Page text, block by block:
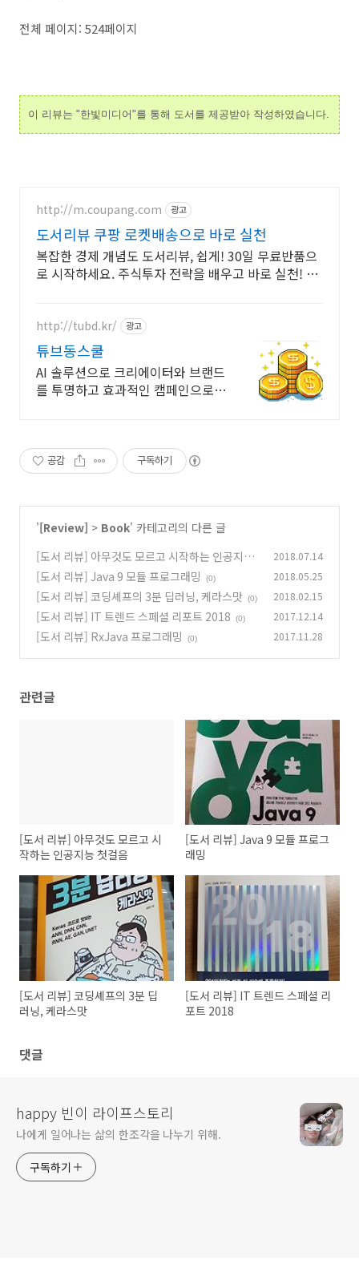
전체 페이지: 524페이지
이 리뷰는 "한빛미디어"를 통해 도서를 제공받아 작성하였습니다.
http://m.coupang.com 광고
도서리뷰 쿠팡 로켓배송으로 바로 실천
복잡한 경제 개념도 도서리뷰, 쉽게! 30일 무료반품으
로 시작하세요. 주식투자 전략을 배우고 바로 실천! 오
http://tubd.kr/ 광고
튜브동스쿨
AI 솔루션으로 크리에이터와 브랜드
를 투명하고 효과적인 캠페인으로
공감 구독하기
'[Review] > Book' 카테고리의 다른 글
[도서 리뷰] 아무것도 모르고 시작하는 인공지능
첫걸음
(0)
2018.07.14
[도서 리뷰] Java 9 모듈 프로그래밍 (0) 2018.05.25
[도서 리뷰] 코딩셰프의 3분 딥러닝, 케라스맛 (0) 2018.02.15
[도서 리뷰] IT 트렌드 스페셜 리포트 2018 (0) 2017.12.14
[도서 리뷰] RxJava 프로그래밍 (0) 2017.11.28
관련글
[도서 리뷰] 아무것도 모르고 시
작하는 인공지능 첫걸음
[도서 리뷰] Java 9 모듈 프로그
래밍
[도서 리뷰] 코딩셰프의 3분 딥
러닝, 케라스맛
[도서 리뷰] IT 트렌드 스페셜 리
포트 2018
댓글
happy 빈이 라이프스토리
나에게 일어나는 삶의 한조각을 나누기 위해.
구독하기